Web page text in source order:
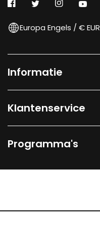
Europa Engels / € EUR
Informatie
Klantenservice
Programma's